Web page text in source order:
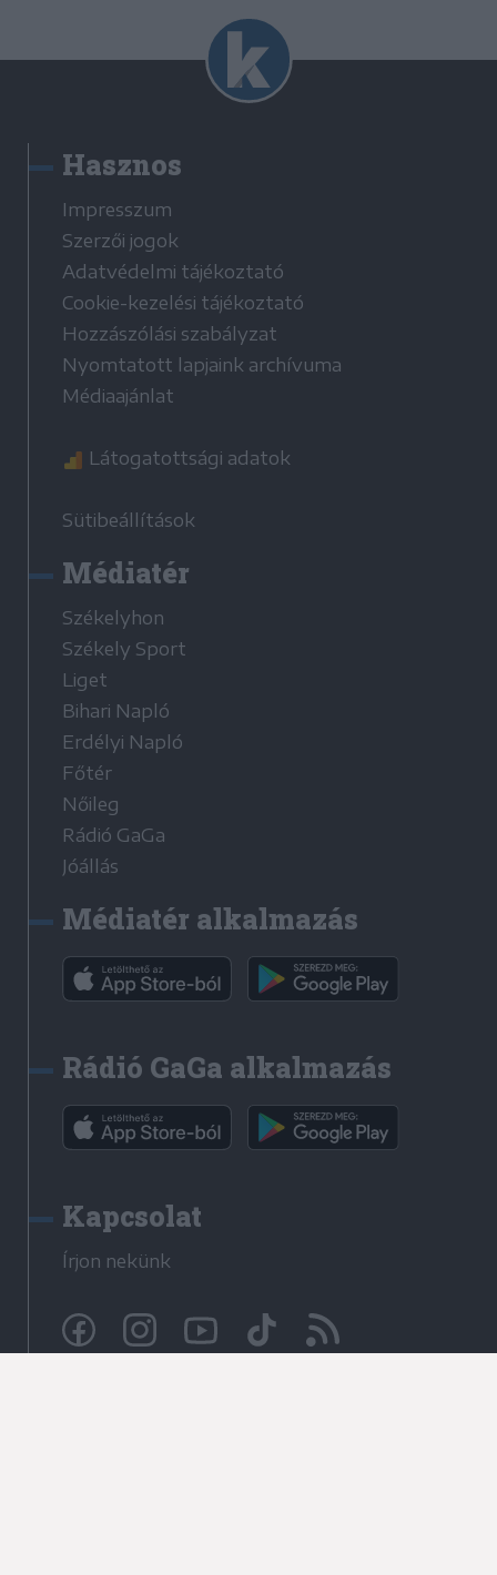
Hasznos
Impresszum
Szerzői jogok
Adatvédelmi tájékoztató
Cookie-kezelési tájékoztató
Hozzászólási szabályzat
Nyomtatott lapjaink archívuma
Médiaajánlat
Látogatottsági adatok
Sütibeállítások
Médiatér
Székelyhon
Székely Sport
Liget
Bihari Napló
Erdélyi Napló
Főtér
Nőileg
Rádió GaGa
Jóállás
Médiatér alkalmazás
Rádió GaGa alkalmazás
Kapcsolat
Írjon nekünk